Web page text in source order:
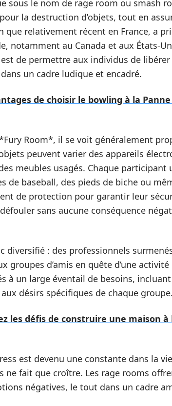
sous le nom de rage room ou smash
la destruction d’objets, tout en
que relativement récent en France, a
notamment au Canada et aux États-
de permettre aux individus de
un cadre ludique et encadré.
de choisir le bowling à la
Room*, il se voit généralement
peuvent varier des appareils
meubles usagés. Chaque
de baseball, des pieds de biche ou
de protection pour garantir leur
sans aucune conséquence
diversifié : des professionnels
groupes d’amis en quête d’une
à un large éventail de besoins,
désirs spécifiques de chaque groupe.
les défis de construire une maison
est devenu une constante dans la
ne fait que croître. Les rage rooms
négatives, le tout dans un cadre